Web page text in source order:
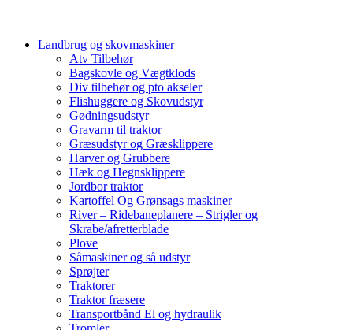
Landbrug og skovmaskiner
Atv Tilbehør
Bagskovle og Vægtklods
Div tilbehør og pto akseler
Flishuggere og Skovudstyr
Gødningsudstyr
Gravarm til traktor
Græsudstyr og Græsklippere
Harver og Grubbere
Hæk og Hegnsklippere
Jordbor traktor
Kartoffel Og Grønsags maskiner
River – Ridebaneplanere – Strigler og
Skrabe/afretterblade
Plove
Såmaskiner og så udstyr
Sprøjter
Traktorer
Traktor fræsere
Transportbånd El og hydraulik